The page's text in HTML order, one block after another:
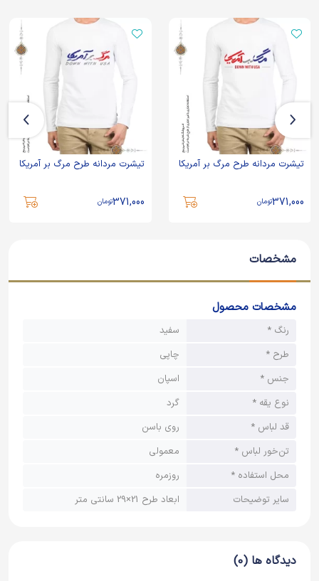
تیشرت مردانه طرح مرگ بر آمریکا
371,000تومان
تیشرت مردانه طرح مرگ بر آمریکا
371,000تومان
مشخصات
مشخصات محصول
رنگ *
سفید
طرح *
چاپی
جنس *
اسپان
نوع یقه *
گرد
قد لباس *
روی باسن
تن‌خور لباس *
معمولی
محل استفاده *
روزمره
سایر توضیحات
ابعاد طرح 21×29 سانتی متر
دیدگاه ها (0)